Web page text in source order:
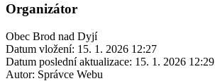
Organizátor
Obec Brod nad Dyjí
Datum vložení: 15. 1. 2026 12:27
Datum poslední aktualizace: 15. 1. 2026 12:29
Autor: Správce Webu